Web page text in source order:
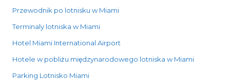
Przewodnik po lotnisku w Miami
Terminaly lotniska w Miami
Hotel Miami International Airport
Hotele w pobliżu międzynarodowego lotniska w Miami
Parking Lotnisko Miami